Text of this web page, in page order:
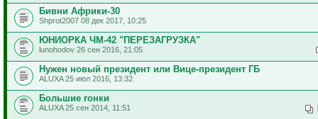
Бивни Африки-30
Shprot2007 08 дек 2017, 10:25
ЮНИОРКА ЧМ-42 "ПЕРЕЗАГРУЗКА"
lunohodov 26 сен 2016, 21:05
Нужен новый президент или Вице-президент ГБ
ALUXA 25 июл 2016, 13:32
Большие гонки
ALUXA 25 сен 2014, 11:51